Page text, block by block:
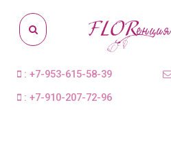
: +7-953-615-58-39
: +7-910-207-72-96